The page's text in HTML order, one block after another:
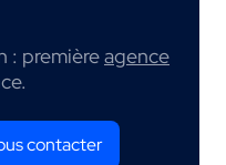
: premièreagence
contacter